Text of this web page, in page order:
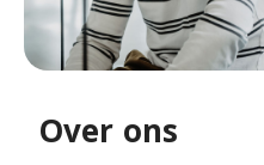
Over ons